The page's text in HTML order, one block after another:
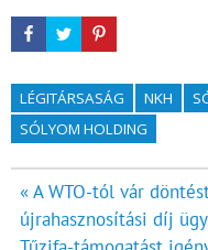
LÉGITÁRSASÁG NKH
SÓLYOM HOLDING
Bejegyzés
navigáció
« A WTO-tól vár
újrahasznosítási díj